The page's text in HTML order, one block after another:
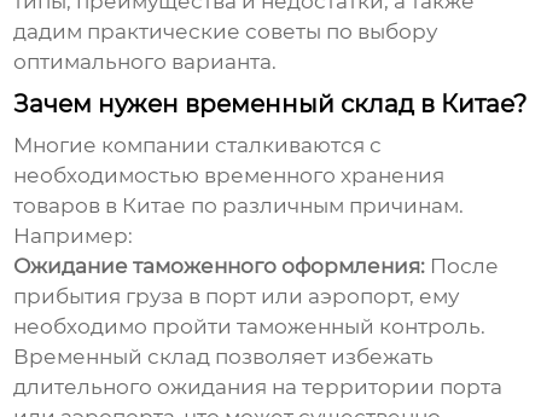
дадим практические советы по выбору
оптимального варианта.
Зачем нужен временный склад в Китае?
Многие компании сталкиваются с
необходимостью временного хранения
товаров в Китае по различным причинам.
Например:
Ожидание таможенного оформления: После
прибытия груза в порт или аэропорт, ему
необходимо пройти таможенный контроль.
Временный склад позволяет избежать
длительного ожидания на территории порта